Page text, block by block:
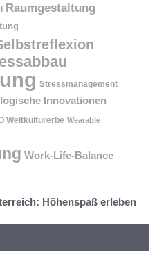
Raumgestaltung
Stressmanagement
Innovationen
Weltkulturerbe Wearable
Work-Life-Balance
Höhenspaß erleben